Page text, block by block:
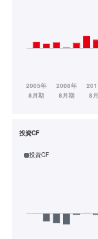
投資CF
投資CF